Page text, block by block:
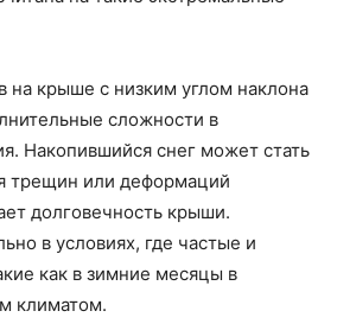
на крыше с низким углом наклона
сложности в
Накопившийся снег может стать
трещин или деформаций
долговечность крыши.
в условиях, где частые и
как в зимние месяцы в
климатом.